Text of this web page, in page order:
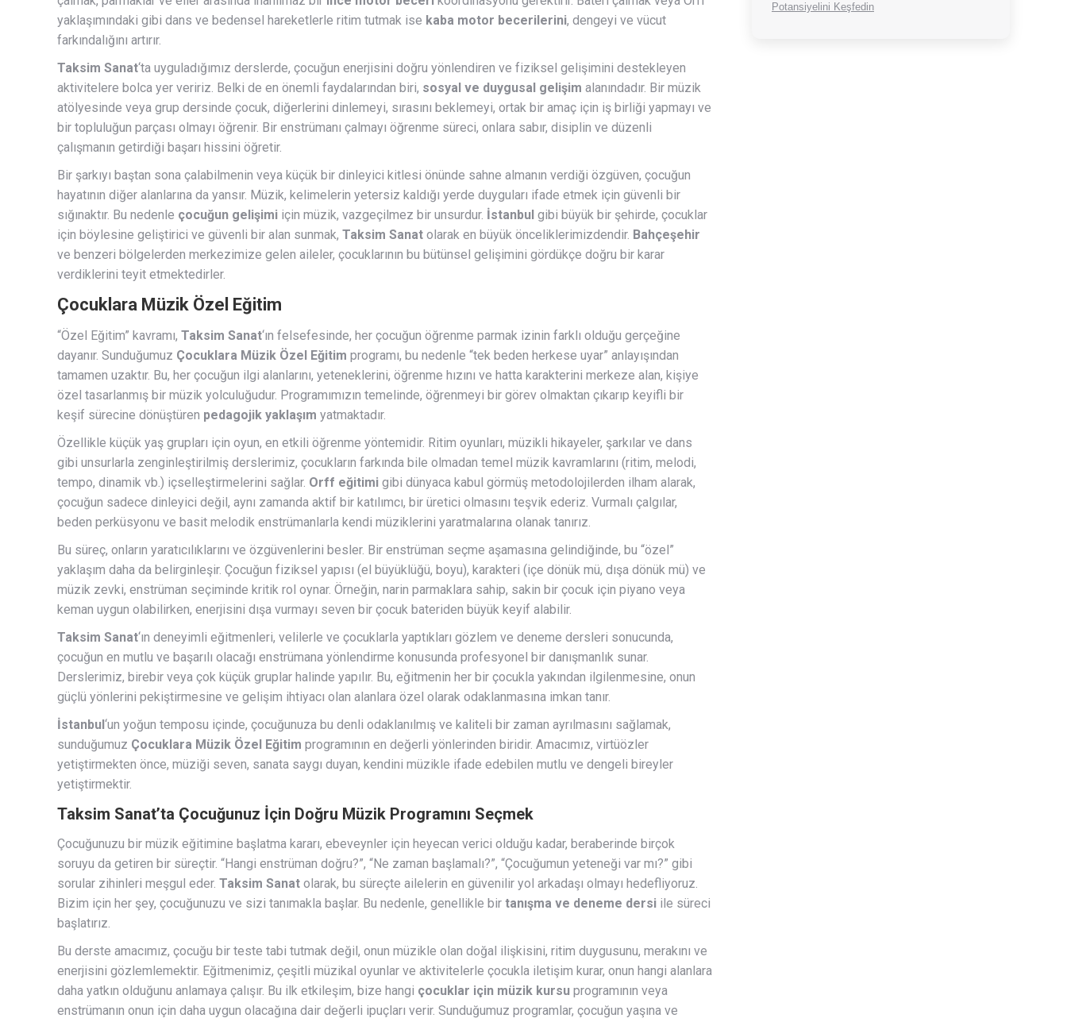
yaklaşımındaki gibi dans ve bedensel hareketlerle ritim tutmak ise kaba motor becerilerini, dengeyi ve vücut
farkındalığını artırır.
Taksim Sanat‘ta uyguladığımız derslerde, çocuğun enerjisini doğru yönlendiren ve fiziksel gelişimini destekleyen
aktivitelere bolca yer veririz. Belki de en önemli faydalarından biri, sosyal ve duygusal gelişim alanındadır. Bir müzik
atölyesinde veya grup dersinde çocuk, diğerlerini dinlemeyi, sırasını beklemeyi, ortak bir amaç için iş birliği yapmayı ve
bir topluluğun parçası olmayı öğrenir. Bir enstrümanı çalmayı öğrenme süreci, onlara sabır, disiplin ve düzenli
çalışmanın getirdiği başarı hissini öğretir.
Bir şarkıyı baştan sona çalabilmenin veya küçük bir dinleyici kitlesi önünde sahne almanın verdiği özgüven, çocuğun
hayatının diğer alanlarına da yansır. Müzik, kelimelerin yetersiz kaldığı yerde duyguları ifade etmek için güvenli bir
sığınaktır. Bu nedenle çocuğun gelişimi için müzik, vazgeçilmez bir unsurdur. İstanbul gibi büyük bir şehirde, çocuklar
için böylesine geliştirici ve güvenli bir alan sunmak, Taksim Sanat olarak en büyük önceliklerimizdendir. Bahçeşehir
ve benzeri bölgelerden merkezimize gelen aileler, çocuklarının bu bütünsel gelişimini gördükçe doğru bir karar
verdiklerini teyit etmektedirler.
Çocuklara Müzik Özel Eğitim
“Özel Eğitim” kavramı, Taksim Sanat‘ın felsefesinde, her çocuğun öğrenme parmak izinin farklı olduğu gerçeğine
dayanır. Sunduğumuz Çocuklara Müzik Özel Eğitim programı, bu nedenle “tek beden herkese uyar” anlayışından
tamamen uzaktır. Bu, her çocuğun ilgi alanlarını, yeteneklerini, öğrenme hızını ve hatta karakterini merkeze alan, kişiye
özel tasarlanmış bir müzik yolculuğudur. Programımızın temelinde, öğrenmeyi bir görev olmaktan çıkarıp keyifli bir
keşif sürecine dönüştüren pedagojik yaklaşım yatmaktadır.
Özellikle küçük yaş grupları için oyun, en etkili öğrenme yöntemidir. Ritim oyunları, müzikli hikayeler, şarkılar ve dans
gibi unsurlarla zenginleştirilmiş derslerimiz, çocukların farkında bile olmadan temel müzik kavramlarını (ritim, melodi,
tempo, dinamik vb.) içselleştirmelerini sağlar. Orff eğitimi gibi dünyaca kabul görmüş metodolojilerden ilham alarak,
çocuğun sadece dinleyici değil, aynı zamanda aktif bir katılımcı, bir üretici olmasını teşvik ederiz. Vurmalı çalgılar,
beden perküsyonu ve basit melodik enstrümanlarla kendi müziklerini yaratmalarına olanak tanırız.
Bu süreç, onların yaratıcılıklarını ve özgüvenlerini besler. Bir enstrüman seçme aşamasına gelindiğinde, bu “özel”
yaklaşım daha da belirginleşir. Çocuğun fiziksel yapısı (el büyüklüğü, boyu), karakteri (içe dönük mü, dışa dönük mü) ve
müzik zevki, enstrüman seçiminde kritik rol oynar. Örneğin, narin parmaklara sahip, sakin bir çocuk için piyano veya
keman uygun olabilirken, enerjisini dışa vurmayı seven bir çocuk bateriden büyük keyif alabilir.
Taksim Sanat‘ın deneyimli eğitmenleri, velilerle ve çocuklarla yaptıkları gözlem ve deneme dersleri sonucunda,
çocuğun en mutlu ve başarılı olacağı enstrümana yönlendirme konusunda profesyonel bir danışmanlık sunar.
Derslerimiz, birebir veya çok küçük gruplar halinde yapılır. Bu, eğitmenin her bir çocukla yakından ilgilenmesine, onun
güçlü yönlerini pekiştirmesine ve gelişim ihtiyacı olan alanlara özel olarak odaklanmasına imkan tanır.
İstanbul‘un yoğun temposu içinde, çocuğunuza bu denli odaklanılmış ve kaliteli bir zaman ayrılmasını sağlamak,
sunduğumuz Çocuklara Müzik Özel Eğitim programının en değerli yönlerinden biridir. Amacımız, virtüözler
yetiştirmekten önce, müziği seven, sanata saygı duyan, kendini müzikle ifade edebilen mutlu ve dengeli bireyler
yetiştirmektir.
Taksim Sanat’ta Çocuğunuz İçin Doğru Müzik Programını Seçmek
Çocuğunuzu bir müzik eğitimine başlatma kararı, ebeveynler için heyecan verici olduğu kadar, beraberinde birçok
soruyu da getiren bir süreçtir. “Hangi enstrüman doğru?”, “Ne zaman başlamalı?”, “Çocuğumun yeteneği var mı?” gibi
sorular zihinleri meşgul eder. Taksim Sanat olarak, bu süreçte ailelerin en güvenilir yol arkadaşı olmayı hedefliyoruz.
Bizim için her şey, çocuğunuzu ve sizi tanımakla başlar. Bu nedenle, genellikle bir tanışma ve deneme dersi ile süreci
başlatırız.
Bu derste amacımız, çocuğu bir teste tabi tutmak değil, onun müzikle olan doğal ilişkisini, ritim duygusunu, merakını ve
enerjisini gözlemlemektir. Eğitmenimiz, çeşitli müzikal oyunlar ve aktivitelerle çocukla iletişim kurar, onun hangi alanlara
daha yatkın olduğunu anlamaya çalışır. Bu ilk etkileşim, bize hangi çocuklar için müzik kursu programının veya
enstrümanın onun için daha uygun olacağına dair değerli ipuçları verir. Sunduğumuz programlar, çocuğun yaşına ve
Potansiyelini Keşfedin